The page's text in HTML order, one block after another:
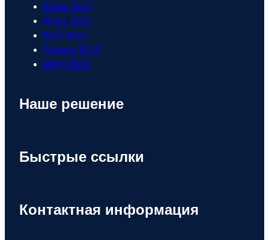
Июль 2012
Июнь 2012
Май 2012
Апрель 2012
Март 2012
Наше решение
Быстрые ссылки
Контактная информация